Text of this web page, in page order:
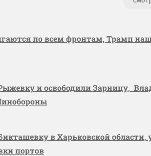
по всем фронтам, Трамп
и освободили Зарницу,
в Харьковской области,
портов